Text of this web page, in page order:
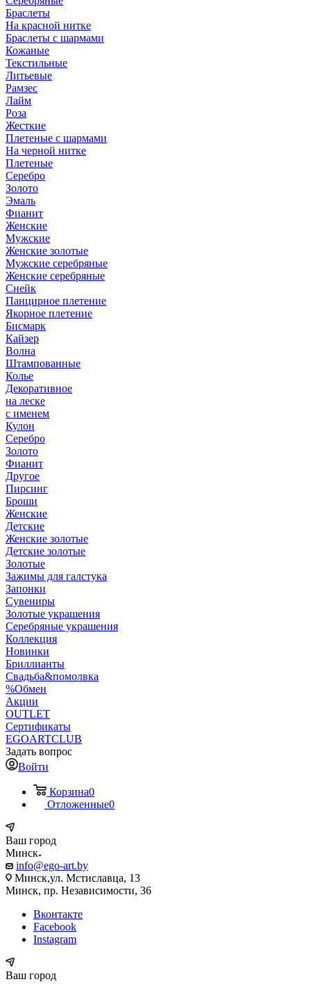
Браслеты
На красной нитке
Браслеты с шармами
Кожаные
Текстильные
Литьевые
Рамзес
Лайм
Роза
Жесткие
Плетеные с шармами
На черной нитке
Плетеные
Серебро
Золото
Эмаль
Фианит
Женские
Мужские
Женские золотые
Мужские серебряные
Женские серебряные
Снейк
Панцирное плетение
Якорное плетение
Бисмарк
Кайзер
Волна
Штампованные
Колье
Декоративное
на леске
с именем
Кулон
Серебро
Золото
Фианит
Другое
Пирсинг
Броши
Женские
Детские
Женские золотые
Детские золотые
Золотые
Зажимы для галстука
Запонки
Сувениры
Золотые украшения
Серебряные украшения
Коллекция
Новинки
Бриллианты
Свадьба&помолвка
%Обмен
Акции
OUTLET
Сертификаты
EGOARTCLUB
Задать вопрос
Войти
Корзина0
Отложенные0
Ваш город
Минск
info@ego-art.by
Минск,ул. Мстиславца, 13
Минск, пр. Независимости, 36
Вконтакте
Facebook
Instagram
Ваш город